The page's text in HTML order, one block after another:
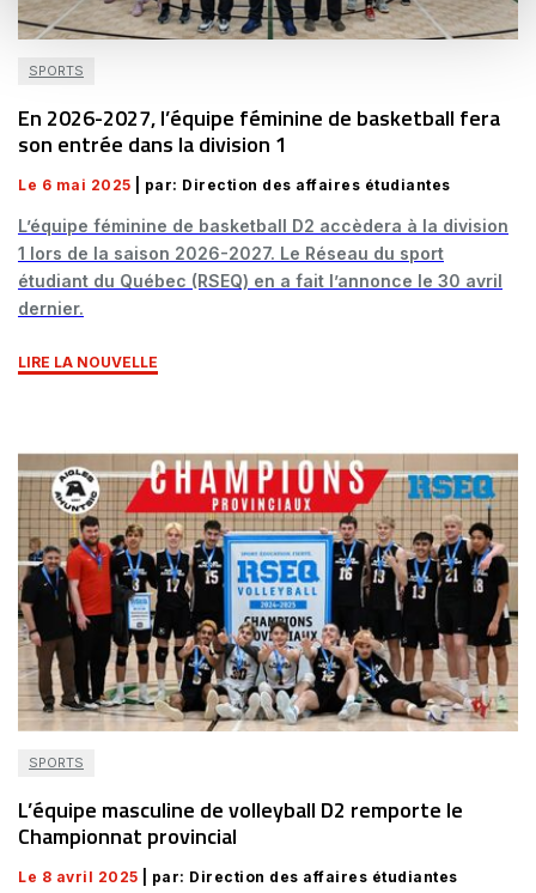
SPORTS
En 2026-2027, l’équipe féminine de basketball fera
son entrée dans la division 1
Le 6 mai 2025 | par: Direction des affaires étudiantes
L’équipe féminine de basketball D2 accèdera à la division
1 lors de la saison 2026-2027. Le Réseau du sport
étudiant du Québec (RSEQ) en a fait l’annonce le 30 avril
dernier.
LIRE LA NOUVELLE
SPORTS
L’équipe masculine de volleyball D2 remporte le
Championnat provincial
Le 8 avril 2025 | par: Direction des affaires étudiantes